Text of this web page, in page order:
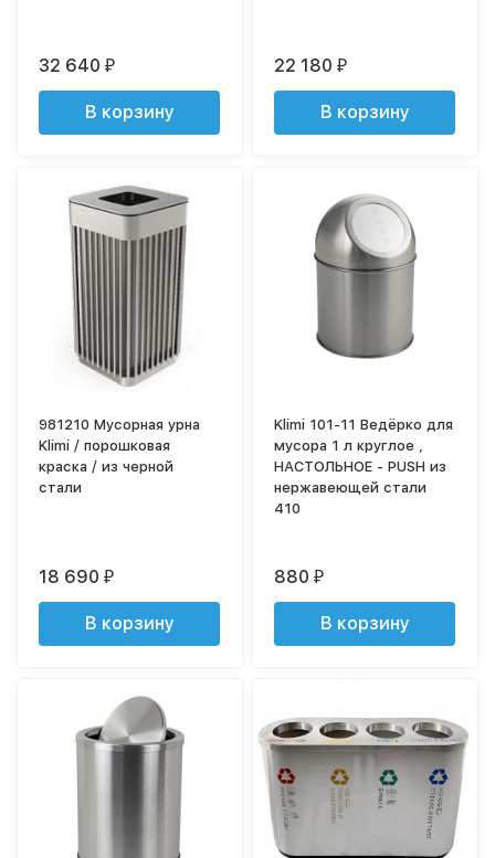
32 640₽
В корзину
22 180₽
В корзину
981210 Мусорная урна
Klimi / порошковая
краска / из черной
стали
18 690₽
В корзину
Klimi 101-11 Ведёрко для
мусора 1 л круглое ,
НАСТОЛЬНОЕ - PUSH из
нержавеющей стали
410
880₽
В корзину